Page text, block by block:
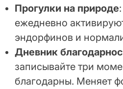
Прогулки на природе
ежедневно
эндорфинов и
Дневник
записывайте три
благодарны. Меняет